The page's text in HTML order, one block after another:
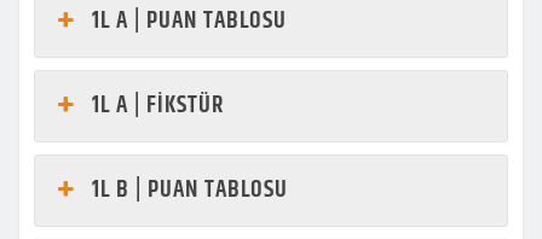
1L A | PUAN TABLOSU
1L A | FİKSTÜR
1L B | PUAN TABLOSU